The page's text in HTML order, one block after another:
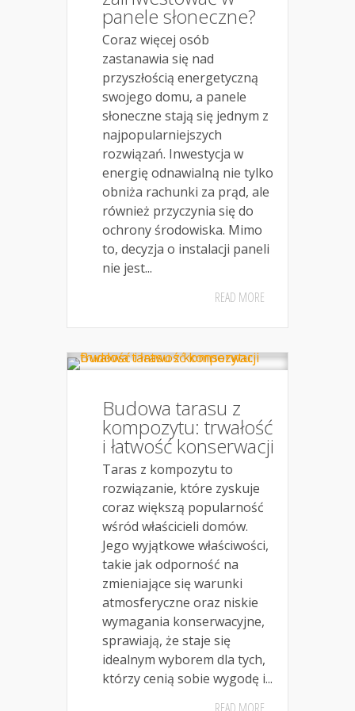
panele słoneczne?
Coraz więcej osób
zastanawia się nad
przyszłością energetyczną
swojego domu, a panele
słoneczne stają się jednym z
najpopularniejszych
rozwiązań. Inwestycja w
energię odnawialną nie tylko
obniża rachunki za prąd, ale
również przyczynia się do
ochrony środowiska. Mimo
to, decyzja o instalacji paneli
nie jest...
READ MORE
Budowa tarasu z
kompozytu: trwałość
i łatwość konserwacji
Taras z kompozytu to
rozwiązanie, które zyskuje
coraz większą popularność
wśród właścicieli domów.
Jego wyjątkowe właściwości,
takie jak odporność na
zmieniające się warunki
atmosferyczne oraz niskie
wymagania konserwacyjne,
sprawiają, że staje się
idealnym wyborem dla tych,
którzy cenią sobie wygodę i...